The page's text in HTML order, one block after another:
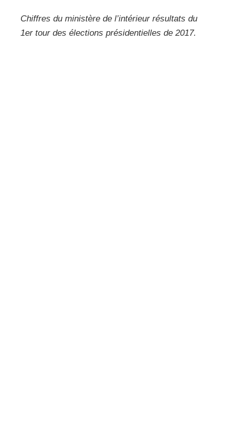
Chiffres du ministère de l’intérieur résultats du
1er tour des élections présidentielles de 2017.